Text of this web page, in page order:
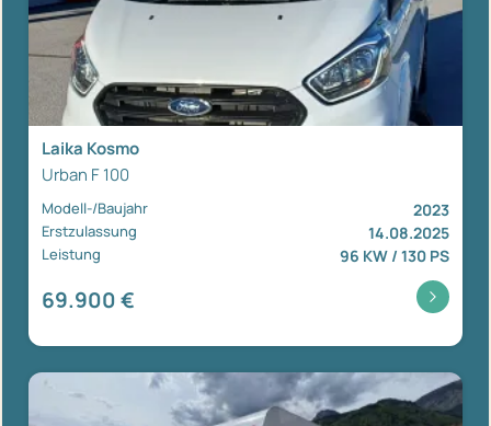
Laika Kosmo
Urban F 100
Modell-/Baujahr 2023
Erstzulassung 14.08.2025
Leistung 96 KW / 130 PS
69.900 €